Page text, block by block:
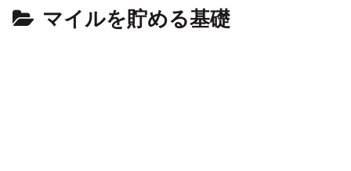
マイルを貯める基礎